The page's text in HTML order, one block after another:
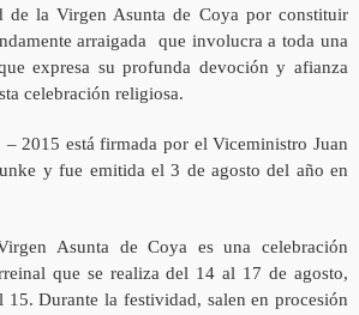
de la Virgen Asunta de Coya por constituir
arraigada que involucra a toda una
expresa su profunda devoción y afianza
celebración religiosa.
2015 está firmada por el Viceministro Juan
y fue emitida el 3 de agosto del año en
Asunta de Coya es una celebración
que se realiza del 14 al 17 de agosto,
15. Durante la festividad, salen en procesión